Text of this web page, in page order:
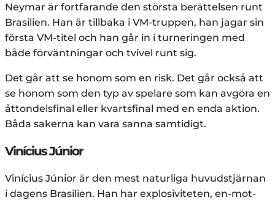
Neymar är fortfarande den största berättelsen runt
Brasilien. Han är tillbaka i VM-truppen, han jagar sin
första VM-titel och han går in i turneringen med
både förväntningar och tvivel runt sig.
Det går att se honom som en risk. Det går också att
se honom som den typ av spelare som kan avgöra en
åttondelsfinal eller kvartsfinal med en enda aktion.
Båda sakerna kan vara sanna samtidigt.
Vinícius Júnior
Vinícius Júnior är den mest naturliga huvudstjärnan
i dagens Brasilien. Han har explosiviteten, en-mot-